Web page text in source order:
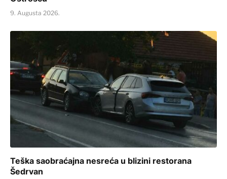
9. Augusta 2026.
Teška saobraćajna nesreća u blizini restorana
Šedrvan